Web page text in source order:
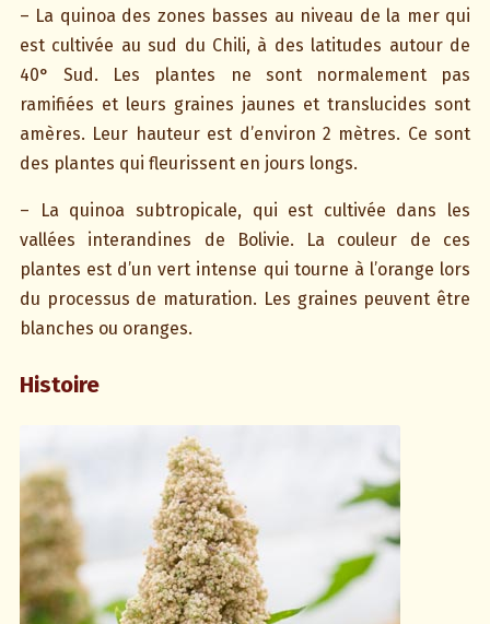
– La quinoa des zones basses au niveau de la mer qui
est cultivée au sud du Chili, à des latitudes autour de
40° Sud. Les plantes ne sont normalement pas
ramifiées et leurs graines jaunes et translucides sont
amères. Leur hauteur est d’environ 2 mètres. Ce sont
des plantes qui fleurissent en jours longs.
– La quinoa subtropicale, qui est cultivée dans les
vallées interandines de Bolivie. La couleur de ces
plantes est d’un vert intense qui tourne à l’orange lors
du processus de maturation. Les graines peuvent être
blanches ou oranges.
Histoire